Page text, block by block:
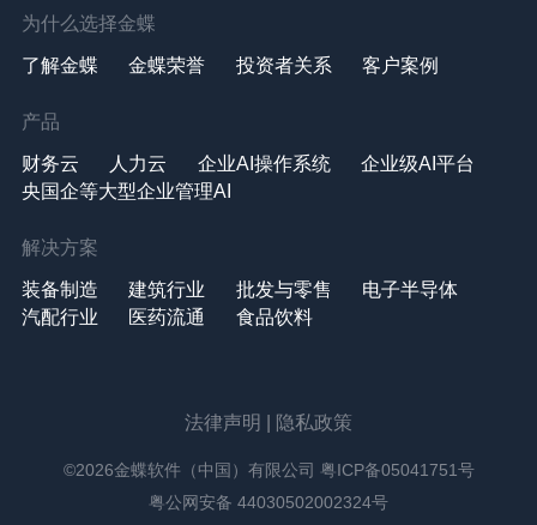
为什么选择金蝶
了解金蝶 金蝶荣誉 投资者关系 客户案例
产品
财务云 人力云 企业AI操作系统
企业级AI平台
央国企等大型企业管理AI
解决方案
装备制造 建筑行业 批发与零售
电子半导体
汽配行业
医药流通 食品饮料
法律声明 隐私政策
©2026金蝶软件（中国）有限公司 粤ICP备05041751号
粤公网安备 44030502002324号